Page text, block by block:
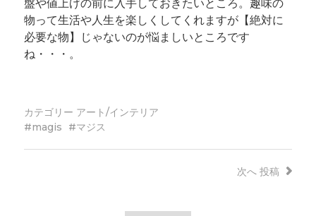
盤や値上げの前に入手しておきたいところ。趣味の
物って生活や人生を楽しくしてくれますが【絶対に
必要な物】じゃないのが悩ましいところです
ね・・・。
カテゴリー アート/インテリア
magis
マジス
次へ 投稿